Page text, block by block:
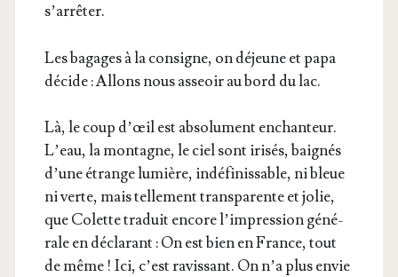
s’arrêter.
Les bagages à la consigne, on déjeune et papa
décide : Allons nous asseoir au bord du lac.
Là, le coup d’œil est abso­lu­ment enchan­teur.
L’eau, la mon­tagne, le ciel sont iri­sés, bai­gnés
d’une étrange lumière, indé­fi­nis­sable, ni bleue
ni verte, mais tel­le­ment trans­pa­rente et jolie,
que Colette tra­duit encore l’im­pres­sion géné­
rale en décla­rant : On est bien en France, tout
de même ! Ici, c’est ravis­sant. On n’a plus envie